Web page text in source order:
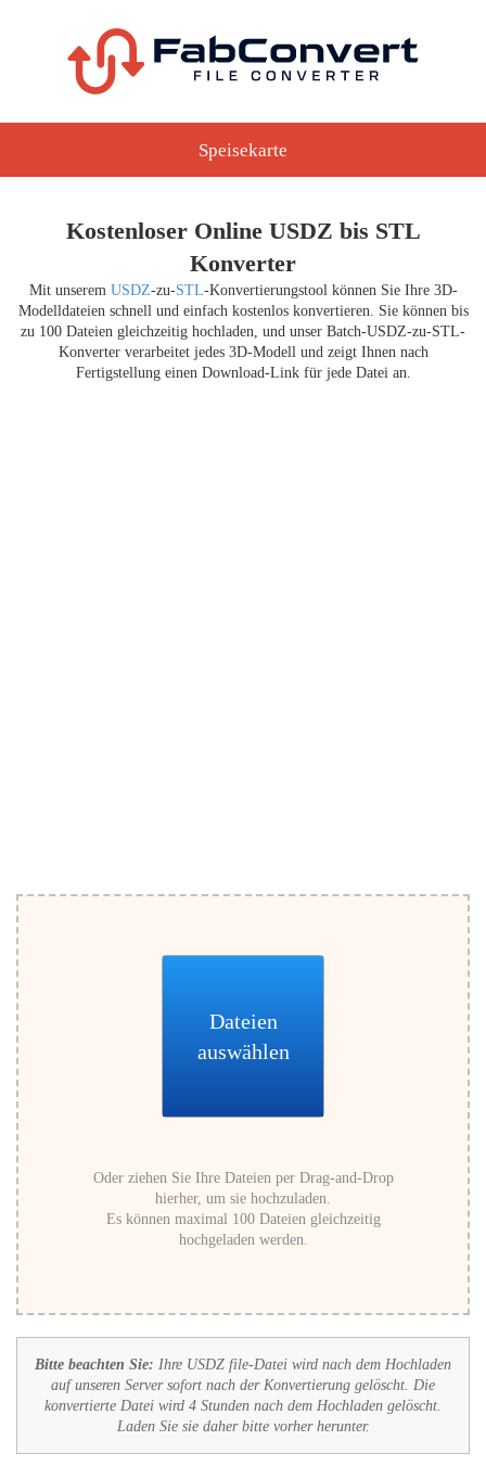
Speisekarte
Kostenloser Online USDZ bis STL
Konverter
Mit unserem USDZ-zu-STL-Konvertierungstool können Sie Ihre 3D-
Modelldateien schnell und einfach kostenlos konvertieren. Sie können bis
zu 100 Dateien gleichzeitig hochladen, und unser Batch-USDZ-zu-STL-
Konverter verarbeitet jedes 3D-Modell und zeigt Ihnen nach
Fertigstellung einen Download-Link für jede Datei an.
Dateien
auswählen
Oder ziehen Sie Ihre Dateien per Drag-and-Drop
hierher, um sie hochzuladen.
Es können maximal 100 Dateien gleichzeitig
hochgeladen werden.
Bitte beachten Sie: Ihre USDZ file-Datei wird nach dem Hochladen
auf unseren Server sofort nach der Konvertierung gelöscht. Die
konvertierte Datei wird 4 Stunden nach dem Hochladen gelöscht.
Laden Sie sie daher bitte vorher herunter.